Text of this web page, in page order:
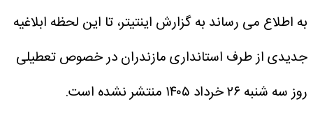
به اطلاع می رساند به گزارش اینتیتر، تا این لحظه ابلاغیه
جدیدی از طرف استانداری مازندران در خصوص تعطیلی
روز سه شنبه ۲۶ خرداد ۱۴۰۵ منتشر نشده است.